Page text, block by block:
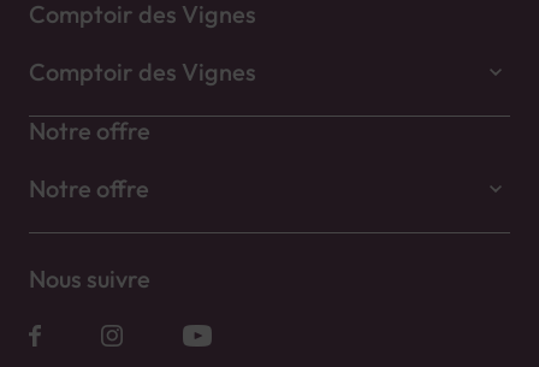
Comptoir des Vignes
Comptoir des Vignes
Notre offre
Notre offre
Nous suivre